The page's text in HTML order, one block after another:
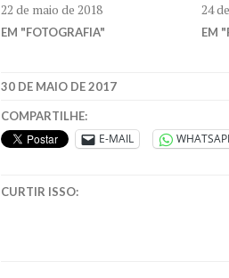
22 de maio de 2018
EM "FOTOGRAFIA"
24
EM
30 DE MAIO DE 2017
COMPARTILHE:
E-MAIL
CURTIR ISSO: